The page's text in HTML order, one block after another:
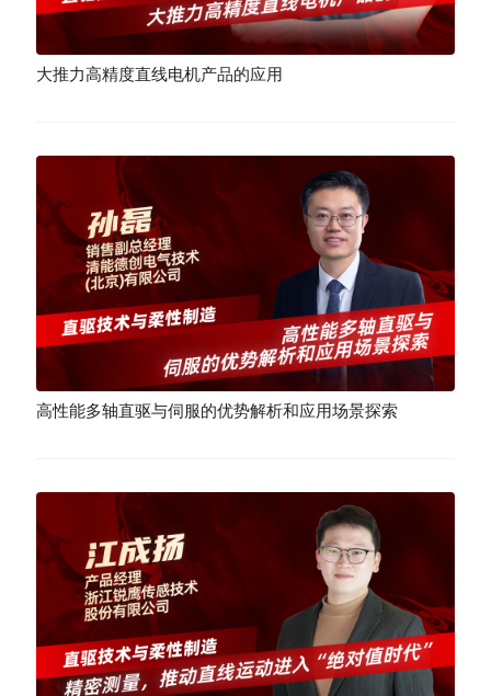
大推力高精度直线电机产品的应用
高性能多轴直驱与伺服的优势解析和应用场景探索